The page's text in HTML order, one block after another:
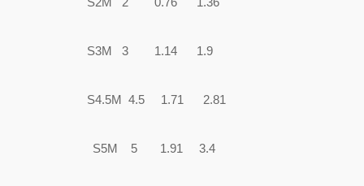
S3M 3 1.14 1.9
S4.5M 4.5 1.71 2.81
S5M 5 1.91 3.4